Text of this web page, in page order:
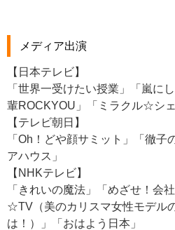
メディア出演
【日本テレビ】
「世界一受けたい授業」「嵐に
輩ROCKYOU」「ミラクル☆シェ
【テレビ朝日】
「Oh！どや顔サミット」「徹
アハウス」
【NHKテレビ】
「きれいの魔法」「めざせ！会
☆TV（美のカリスマ女性モデル
は！）」「おはよう日本」